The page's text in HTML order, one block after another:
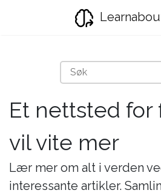
Et nettsted for
vil vite mer
Lær mer om alt i verden
interessante artikler.